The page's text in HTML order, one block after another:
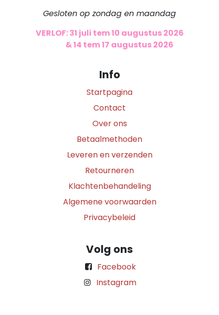
Gesloten op zondag en maandag
VERLOF: 31 juli tem 10 augustus 2026
& 14 tem 17 augustus 2026
Info
Startpagina
Contact
Over ons
Betaalmethoden
Leveren en verzenden
Retourneren
Klachtenbehandeling
Algemene voorwaarden
Privacybeleid
Volg ons
Facebook
Instagram